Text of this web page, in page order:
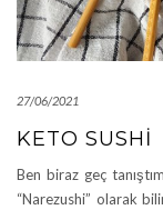
27/06/2021
KETO SUSHI
Ben biraz geç
“Narezushi” olarak